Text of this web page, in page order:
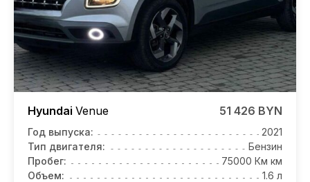
Hyundai Venue 51 426 BYN
Год выпуска:
2021
Тип двигателя:
Бензин
Пробег:
75000 Км км
Объем:
1.6 л